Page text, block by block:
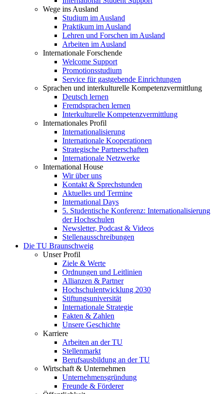
Wege ins Ausland
Studium im Ausland
Praktikum im Ausland
Lehren und Forschen im Ausland
Arbeiten im Ausland
Internationale Forschende
Welcome Support
Promotionsstudium
Service für gastgebende Einrichtungen
Sprachen und interkulturelle Kompetenzvermittlung
Deutsch lernen
Fremdsprachen lernen
Interkulturelle Kompetenzvermittlung
Internationales Profil
Internationalisierung
Internationale Kooperationen
Strategische Partnerschaften
Internationale Netzwerke
International House
Wir über uns
Kontakt & Sprechstunden
Aktuelles und Termine
International Days
5. Studentische Konferenz: Internationalisierung
der Hochschulen
Newsletter, Podcast & Videos
Stellenausschreibungen
Die TU Braunschweig
Unser Profil
Ziele & Werte
Ordnungen und Leitlinien
Allianzen & Partner
Hochschulentwicklung 2030
Stiftungsuniversität
Internationale Strategie
Fakten & Zahlen
Unsere Geschichte
Karriere
Arbeiten an der TU
Stellenmarkt
Berufsausbildung an der TU
Wirtschaft & Unternehmen
Unternehmensgründung
Freunde & Förderer